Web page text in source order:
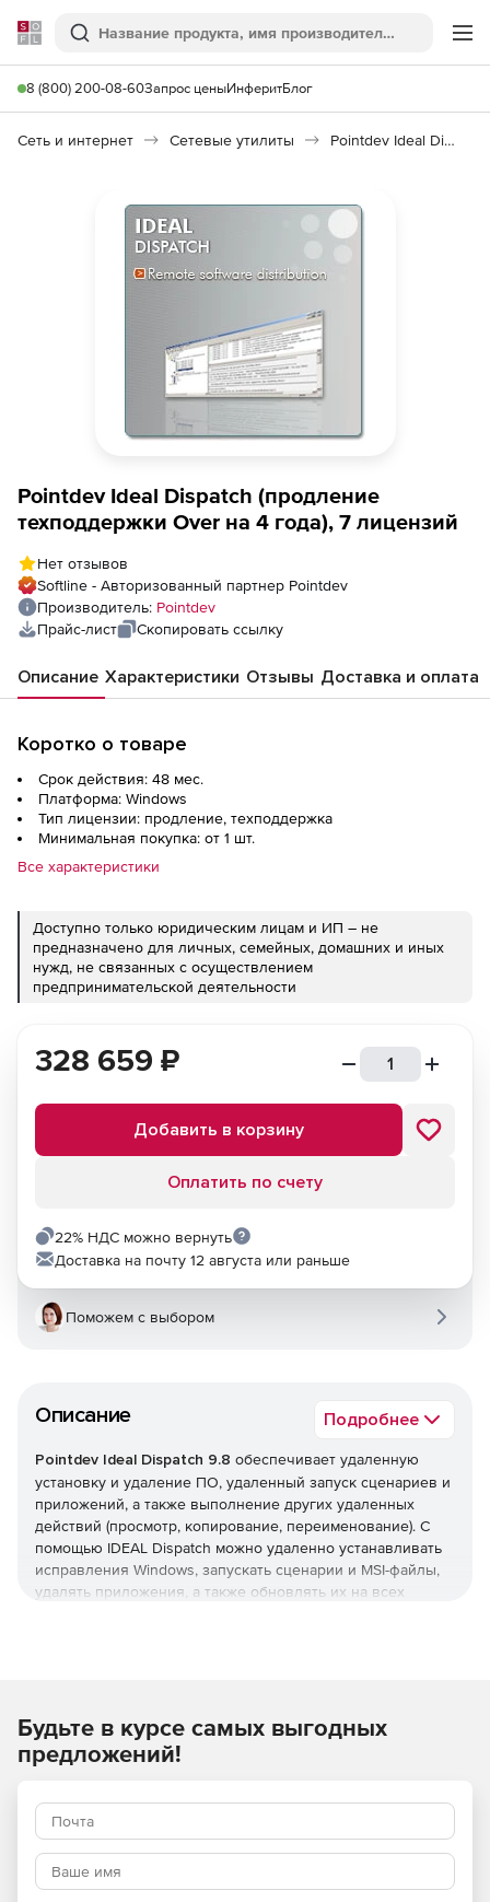
Softline
Поиск
8 (800) 200-08-60Запрос ценыИнферитБлог
Сеть и интернет Сетевые утилиты Pointdev Ideal Dispatch
Pointdev Ideal Dispatch (продление
техподдержки Over на 4 года), 7 лицензий
Нет отзывов
Softline - Авторизованный партнер Pointdev
Производитель: Pointdev
Прайс-лист
Скопировать ссылку
Описание Характеристики Отзывы Доставка и оплата
Коротко о товаре
Срок действия: 48 мес.
Платформа: Windows
Тип лицензии: продление, техподдержка
Минимальная покупка: от 1 шт.
Все характеристики
Доступно только юридическим лицам и ИП – не
предназначено для личных, семейных, домашних и иных
нужд, не связанных с осуществлением
предпринимательской деятельности
Описание Подробнее
Pointdev Ideal Dispatch 9.8 обеспечивает удаленную
установку и удаление ПО, удаленный запуск сценариев и
приложений, а также выполнение других удаленных
действий (просмотр, копирование, переименование). С
помощью IDEAL Dispatch можно удаленно устанавливать
исправления Windows, запускать сценарии и MSI-файлы,
удалять приложения, а также обновлять их на всех
развертывание Active Directory.
Развертывание и установка любых пакетов:
Удаленное удаление программного обеспечения в
328 659 ₽
Добавить в корзину
Оплатить по счету
22% НДС можно вернуть
Доставка на почту 12 августа или раньше
Поможем с выбором
Будьте в курсе самых выгодных
предложений!